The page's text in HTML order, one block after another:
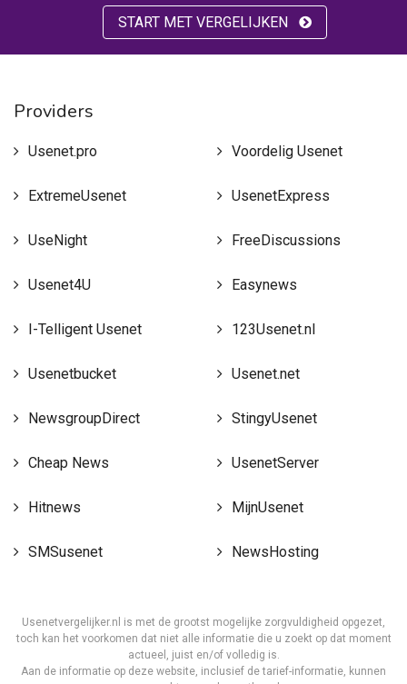
START MET VERGELIJKEN
Providers
Usenet.pro Voordelig Usenet
ExtremeUsenet UsenetExpress
UseNight FreeDiscussions
Usenet4U Easynews
I-Telligent Usenet 123Usenet.nl
Usenetbucket Usenet.net
NewsgroupDirect StingyUsenet
Cheap News UsenetServer
Hitnews MijnUsenet
SMSusenet NewsHosting
Usenetvergelijker.nl is met de grootst mogelijke zorgvuldigheid opgezet,
toch kan het voorkomen dat niet alle informatie die u zoekt op dat moment
actueel, juist en/of volledig is.
Aan de informatie op deze website, inclusief de tarief-informatie, kunnen